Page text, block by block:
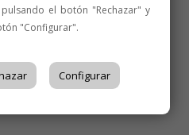
el botón "Rechazar" y
"Configurar".
Configurar